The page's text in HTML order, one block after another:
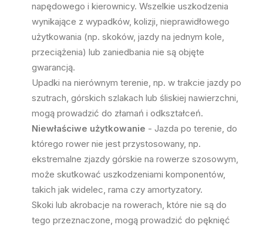
napędowego i kierownicy. Wszelkie uszkodzenia
wynikające z wypadków, kolizji, nieprawidłowego
użytkowania (np. skoków, jazdy na jednym kole,
przeciążenia) lub zaniedbania nie są objęte
gwarancją.
Upadki na nierównym terenie, np. w trakcie jazdy po
szutrach, górskich szlakach lub śliskiej nawierzchni,
mogą prowadzić do złamań i odkształceń.
Niewłaściwe użytkowanie - Jazda po terenie, do
którego rower nie jest przystosowany, np.
ekstremalne zjazdy górskie na rowerze szosowym,
może skutkować uszkodzeniami komponentów,
takich jak widelec, rama czy amortyzatory.
Skoki lub akrobacje na rowerach, które nie są do
tego przeznaczone, mogą prowadzić do pęknięć